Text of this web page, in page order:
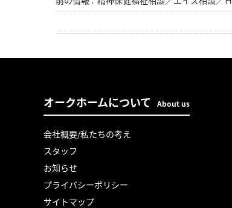
オークホームについて About us
会社概要/私たちの考え
スタッフ
お知らせ
プライバシーポリシー
サイトマップ